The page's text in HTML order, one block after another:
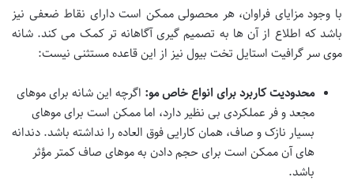
با وجود مزایای فراوان، هر محصولی ممکن است دارای نقاط ضعفی نیز
باشد که اطلاع از آن ها به تصمیم گیری آگاهانه تر کمک می کند. شانه
موی سر گرافیت استایل تخت بیول نیز از این قاعده مستثنی نیست:
محدودیت کاربرد برای انواع خاص مو: اگرچه این شانه برای موهای
مجعد و فر عملکردی بی نظیر دارد، اما ممکن است برای موهای
بسیار نازک و صاف، همان کارایی فوق العاده را نداشته باشد. دندانه
های آن ممکن است برای حجم دادن به موهای صاف کمتر مؤثر
باشد.